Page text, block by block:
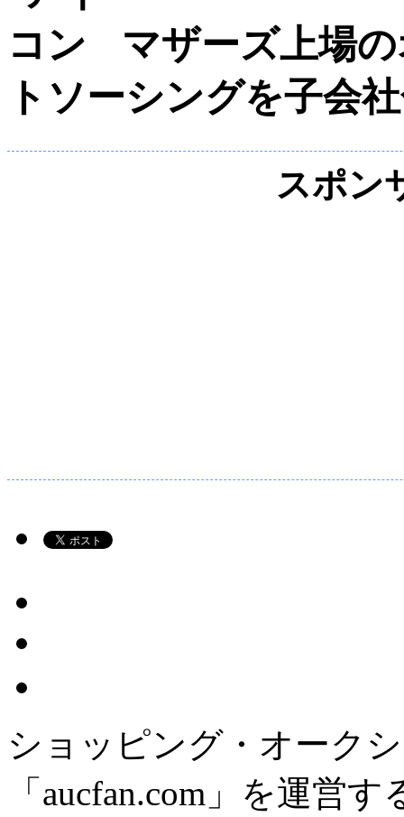
マザーズ上場
トソーシングを子会
スポン
ショッピング・オーク
「aucfan.com」を運営す